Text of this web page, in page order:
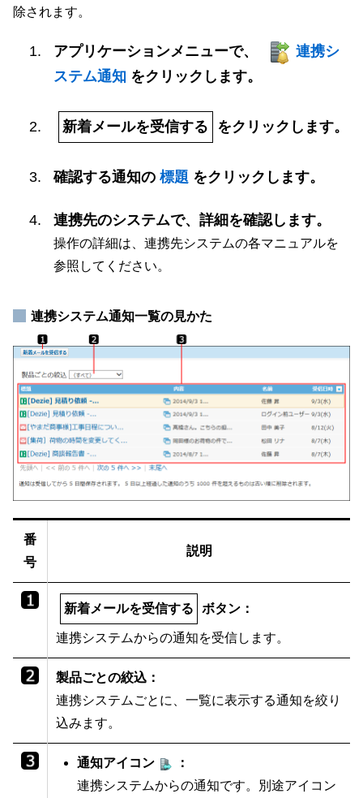
除されます。
アプリケーションメニューで、
連携シ
ステム通知 をクリックします。
新着メールを受信する をクリックします。
確認する通知の 標題 をクリックします。
連携先のシステムで、詳細を確認します。
操作の詳細は、連携先システムの各マニュアルを
参照してください。
連携システム通知一覧の見かた
番
号
説明
新着メールを受信する ボタン：
連携システムからの通知を受信します。
製品ごとの絞込：
連携システムごとに、一覧に表示する通知を絞り
込みます。
通知アイコン
：
連携システムからの通知です。別途アイコン